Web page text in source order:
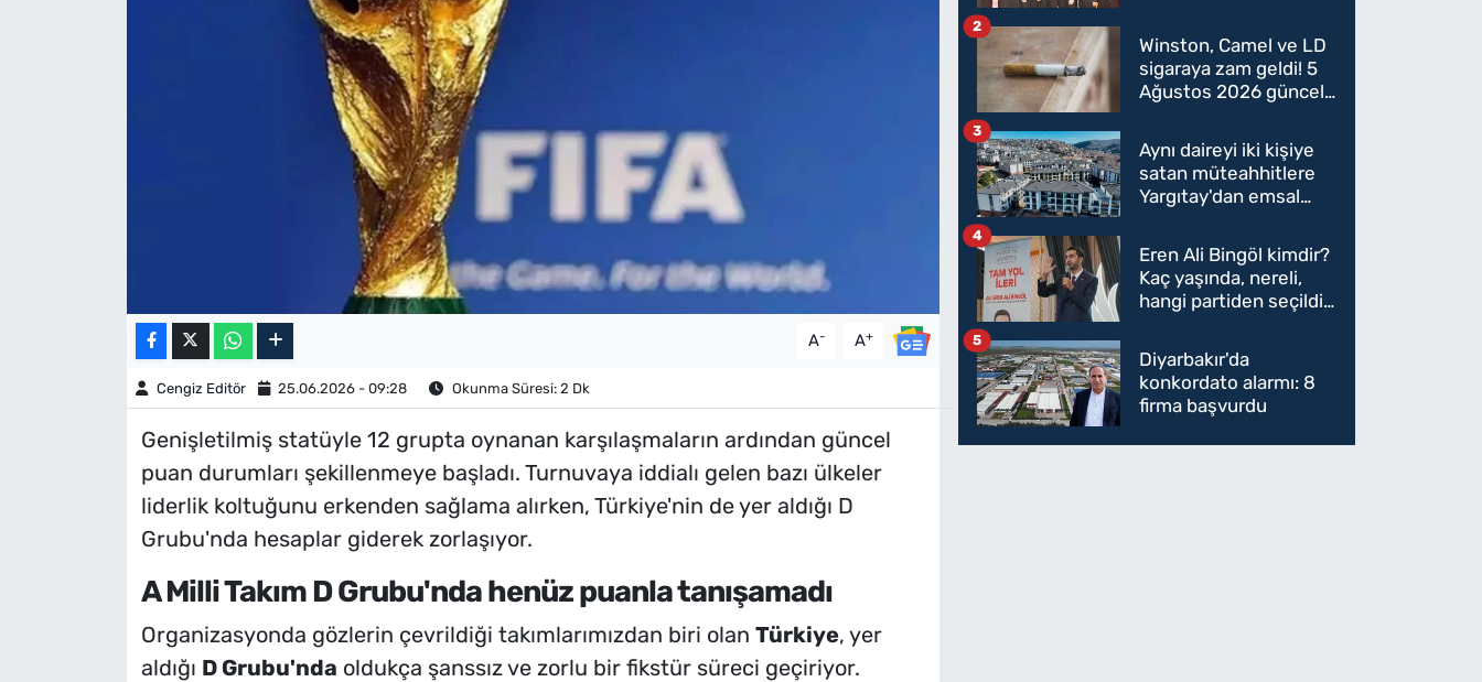
A- A+
Cengiz Editör 25.06.2026 - 09:28 Okunma Süresi: 2 Dk
Genişletilmiş statüyle 12 grupta oynanan karşılaşmaların ardından güncel
puan durumları şekillenmeye başladı. Turnuvaya iddialı gelen bazı ülkeler
liderlik koltuğunu erkenden sağlama alırken, Türkiye'nin de yer aldığı D
Grubu'nda hesaplar giderek zorlaşıyor.
A Milli Takım D Grubu'nda henüz puanla tanışamadı
Organizasyonda gözlerin çevrildiği takımlarımızdan biri olan Türkiye, yer
aldığı D Grubu'nda oldukça şanssız ve zorlu bir fikstür süreci geçiriyor.
Winston, Camel ve LD
sigaraya zam geldi! 5
Ağustos 2026 güncel
oldu
2
Aynı daireyi iki kişiye
satan müteahhitlere
Yargıtay'dan emsal
3
Eren Ali Bingöl kimdir?
Kaç yaşında, nereli,
hangi partiden seçildi?
Parti'ye mi geçecek?
4
Diyarbakır'da
konkordato alarmı: 8
firma başvurdu
5